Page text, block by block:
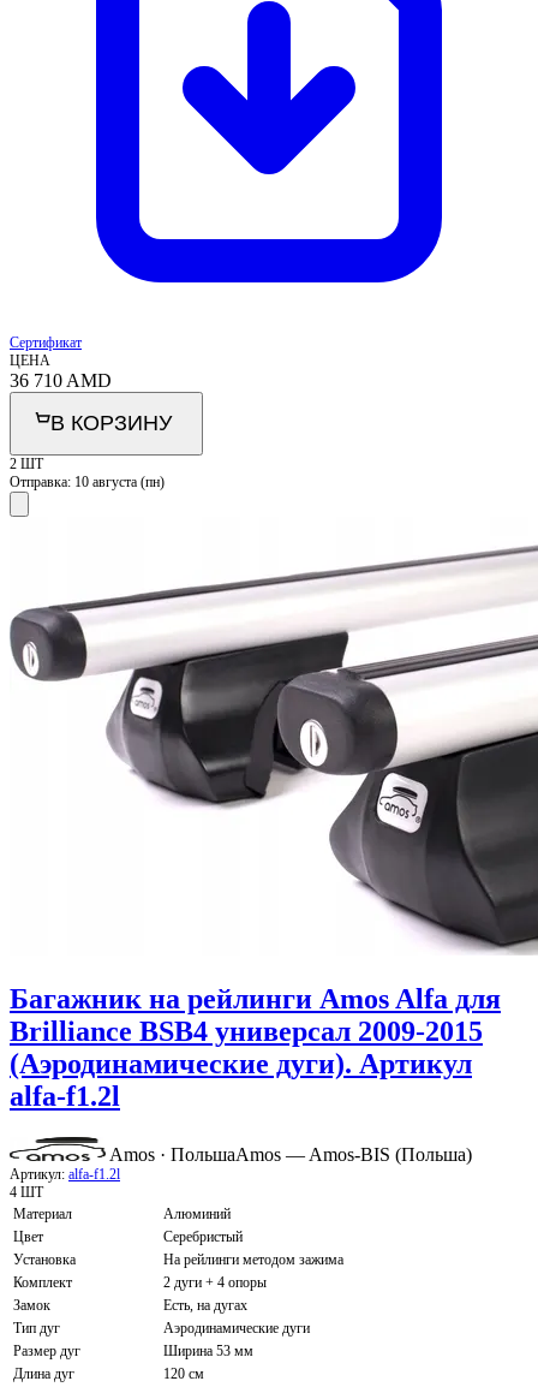
Сертификат
ЦЕНА
36 710 AMD
В КОРЗИНУ
2 ШТ
Отправка: 10 августа (пн)
Багажник на рейлинги Amos Alfa для
Brilliance BSB4 универсал 2009-2015
(Аэродинамические дуги). Артикул
alfa-f1.2l
Amos · ПольшаAmos — Amos-BIS (Польша)
Артикул: alfa-f1.2l
4 ШТ
Материал
Алюминий
Цвет
Серебристый
Установка
На рейлинги методом зажима
Комплект
2 дуги + 4 опоры
Замок
Есть, на дугах
Тип дуг
Аэродинамические дуги
Размер дуг
Ширина 53 мм
Длина дуг
120 см